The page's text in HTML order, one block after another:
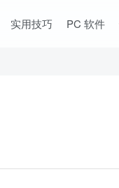
实用技巧 PC 软件